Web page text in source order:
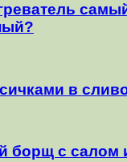
в
борщ с салом